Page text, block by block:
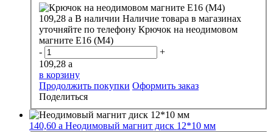
109,28 a В наличии Наличие товара в магазинах
уточняйте по телефону Крючок на неодимовом
магните E16 (M4)
-
+
109,28 a
в корзину
Продолжить покупки Оформить заказ
Поделиться
140,60 a Неодимовый магнит диск 12*10 мм